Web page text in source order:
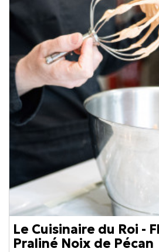
Le Cuisinaire du Roi -
Praliné Noix de Pécan